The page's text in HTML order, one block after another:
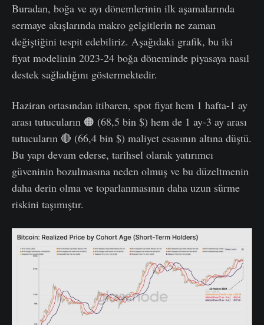
Buradan, boğa ve ayı dönemlerinin ilk aşamalarında
sermaye akışlarında makro gelgitlerin ne zaman
değiştiğini tespit edebiliriz. Aşağıdaki grafik, bu iki
fiyat modelinin 2023-24 boğa döneminde piyasaya nasıl
destek sağladığını göstermektedir.
Haziran ortasından itibaren, spot fiyat hem 1 hafta-1 ay
arası tutucuların 🟠 (68,5 bin $) hem de 1 ay-3 ay arası
tutucuların 🔴 (66,4 bin $) maliyet esasının altına düştü.
Bu yapı devam ederse, tarihsel olarak yatırımcı
güveninin bozulmasına neden olmuş ve bu düzeltmenin
daha derin olma ve toparlanmasının daha uzun sürme
riskini taşımıştır.